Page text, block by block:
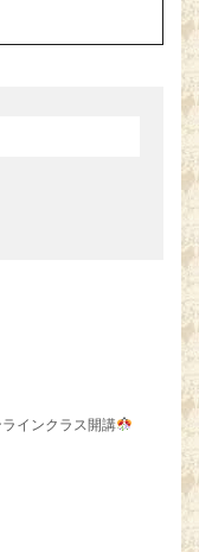
インクラス開講